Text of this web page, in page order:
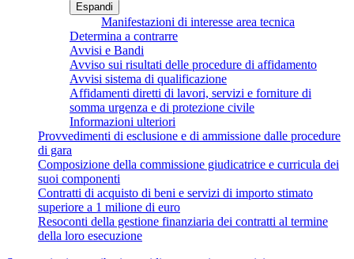
Espandi
Manifestazioni di interesse area tecnica
Determina a contrarre
Avvisi e Bandi
Avviso sui risultati delle procedure di affidamento
Avvisi sistema di qualificazione
Affidamenti diretti di lavori, servizi e forniture di
somma urgenza e di protezione civile
Informazioni ulteriori
Provvedimenti di esclusione e di ammissione dalle procedure
di gara
Composizione della commissione giudicatrice e curricula dei
suoi componenti
Contratti di acquisto di beni e servizi di importo stimato
superiore a 1 milione di euro
Resoconti della gestione finanziaria dei contratti al termine
della loro esecuzione